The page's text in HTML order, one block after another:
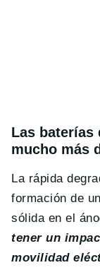
Las baterías
mucho más
La rápida
formación de
sólida en el
tener un
movilidad